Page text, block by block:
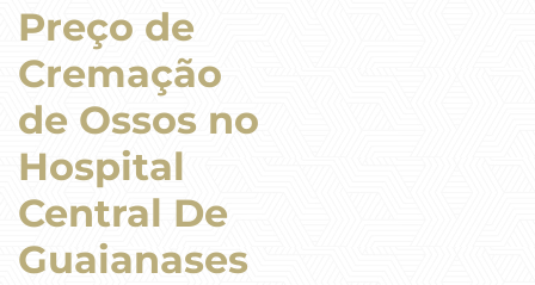
Preço de
Cremação
de Ossos no
Hospital
Central De
Guaianases